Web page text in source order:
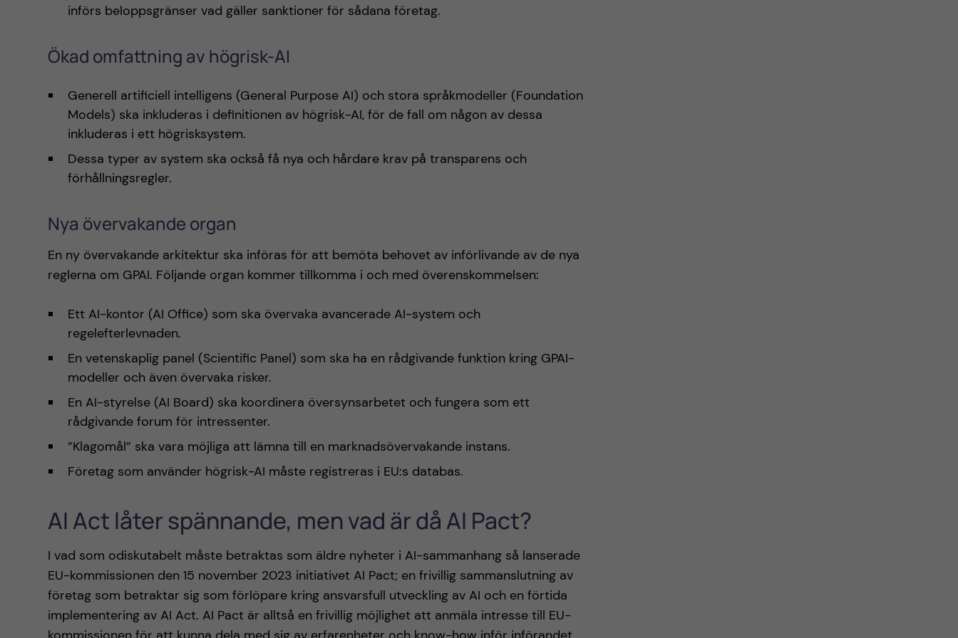
införs beloppsgränser vad gäller sanktioner för sådana företag.
Ökad omfattning av högrisk-AI
Generell artificiell intelligens (General Purpose AI) och stora språkmodeller (Foundation
Models) ska inkluderas i definitionen av högrisk-AI, för de fall om någon av dessa
inkluderas i ett högrisksystem.
Dessa typer av system ska också få nya och hårdare krav på transparens och
förhållningsregler.
Nya övervakande organ
En ny övervakande arkitektur ska införas för att bemöta behovet av införlivande av de nya
reglerna om GPAI. Följande organ kommer tillkomma i och med överenskommelsen:
Ett AI-kontor (AI Office) som ska övervaka avancerade AI-system och
regelefterlevnaden.
En vetenskaplig panel (Scientific Panel) som ska ha en rådgivande funktion kring GPAI-
modeller och även övervaka risker.
En AI-styrelse (AI Board) ska koordinera översynsarbetet och fungera som ett
rådgivande forum för intressenter.
”Klagomål” ska vara möjliga att lämna till en marknadsövervakande instans.
Företag som använder högrisk-AI måste registreras i EU:s databas.
AI Act låter spännande, men vad är då AI Pact?
I vad som odiskutabelt måste betraktas som äldre nyheter i AI-sammanhang så lanserade
EU-kommissionen den 15 november 2023 initiativet AI Pact; en frivillig sammanslutning av
företag som betraktar sig som förlöpare kring ansvarsfull utveckling av AI och en förtida
implementering av AI Act. AI Pact är alltså en frivillig möjlighet att anmäla intresse till EU-